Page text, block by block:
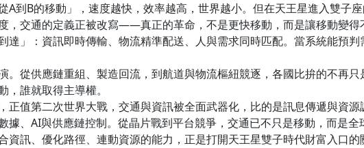
A到B的移動」，速度越快，效率越高，世界越小。但在天王星進入雙子
，交通的定義正被改寫——真正的革命，不是更快移動，而是讓移動變得
達」：資訊即時傳輸、物流精準配送、人與需求同時匹配。當系統能預
。從供應鏈重組、製造回流，到航道與物流樞紐競逐，各國比拚的不再
誰就取得主導權。
正值第二次世界大戰，交通與資訊被全面武器化，比的是訊息傳遞與資
據、AI與供應鏈控制。從晶片戰到平台競爭，交通已不只是移動，而是
資訊、優化路徑、連動資源的能力，正是打開天王星雙子時代財富入口的